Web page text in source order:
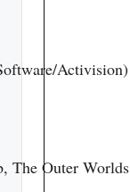
Activision)
The Outer Worlds